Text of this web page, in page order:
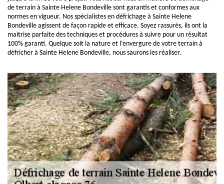
de terrain à Sainte Helene Bondeville sont garantis et conformes aux
normes en vigueur. Nos spécialistes en défrichage à Sainte Helene
Bondeville agissent de façon rapide et efficace. Soyez rassurés, ils ont la
maitrise parfaite des techniques et procédures à suivre pour un résultat
100% garanti. Quelque soit la nature et l’envergure de votre terrain à
défricher à Sainte Helene Bondeville, nous saurons les réaliser.